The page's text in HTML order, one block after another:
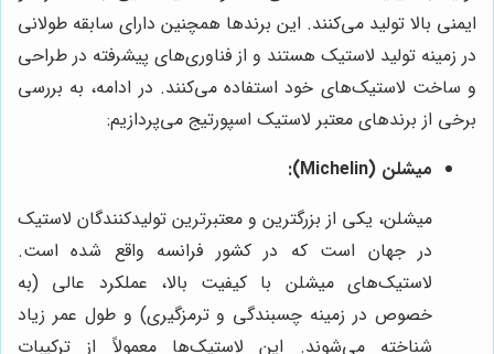
ایمنی بالا تولید می‌کنند. این برندها همچنین دارای سابقه طولانی
در زمینه تولید لاستیک هستند و از فناوری‌های پیشرفته در طراحی
و ساخت لاستیک‌های خود استفاده می‌کنند. در ادامه، به بررسی
برخی از برندهای معتبر لاستیک اسپورتیج می‌پردازیم:
میشلن (Michelin):
میشلن، یکی از بزرگترین و معتبرترین تولیدکنندگان لاستیک
در جهان است که در کشور فرانسه واقع شده است.
لاستیک‌های میشلن با کیفیت بالا، عملکرد عالی (به
خصوص در زمینه چسبندگی و ترمزگیری) و طول عمر زیاد
شناخته می‌شوند. این لاستیک‌ها معمولاً از ترکیبات